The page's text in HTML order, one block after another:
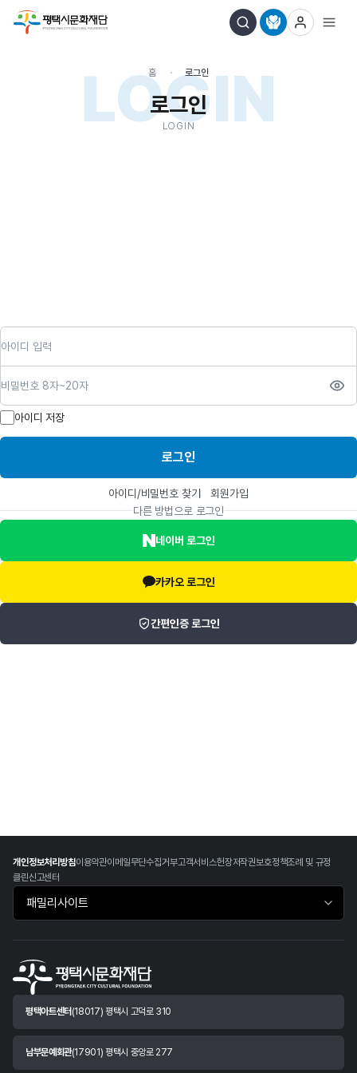
LOGIN
홈 로그인
로그인
LOGIN
아이디 저장
로그인
아이디/비밀번호 찾기
회원가입
다른 방법으로 로그인
네이버 로그인
카카오 로그인
간편인증 로그인
개인정보처리방침이용약관이메일무단수집거부고객서비스헌장저작권보호정책조례 및 규정
클린신고센터
패밀리사이트 바로가기
평택아트센터 (18017) 평택시 고덕로 310
남부문예회관(17901) 평택시 중앙로 277